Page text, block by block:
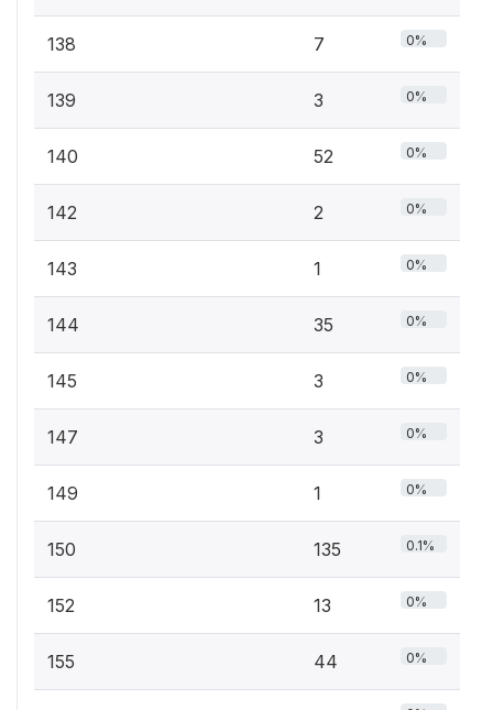
138 7 0%
139 3 0%
140 52 0%
142 2 0%
143 1 0%
144 35 0%
145 3 0%
147 3 0%
149 1 0%
150 135 0.1%
152 13 0%
155 44 0%